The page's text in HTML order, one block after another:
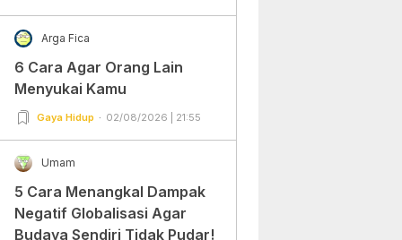
Arga Fica
6 Cara Agar Orang Lain
Menyukai Kamu
Gaya Hidup 02/08/2026 | 21:55
Umam
5 Cara Menangkal Dampak
Negatif Globalisasi Agar
Budaya Sendiri Tidak Pudar!